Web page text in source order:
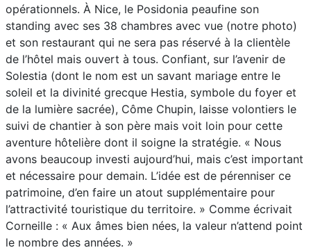
opérationnels. À Nice, le Posidonia peaufine son
standing avec ses 38 chambres avec vue (notre photo)
et son restaurant qui ne sera pas réservé à la clientèle
de l’hôtel mais ouvert à tous. Confiant, sur l’avenir de
Solestia (dont le nom est un savant mariage entre le
soleil et la divinité grecque Hestia, symbole du foyer et
de la lumière sacrée), Côme Chupin, laisse volontiers le
suivi de chantier à son père mais voit loin pour cette
aventure hôtelière dont il soigne la stratégie. « Nous
avons beaucoup investi aujourd’hui, mais c’est important
et nécessaire pour demain. L’idée est de pérenniser ce
patrimoine, d’en faire un atout supplémentaire pour
l’attractivité touristique du territoire. » Comme écrivait
Corneille : « Aux âmes bien nées, la valeur n’attend point
le nombre des années. »